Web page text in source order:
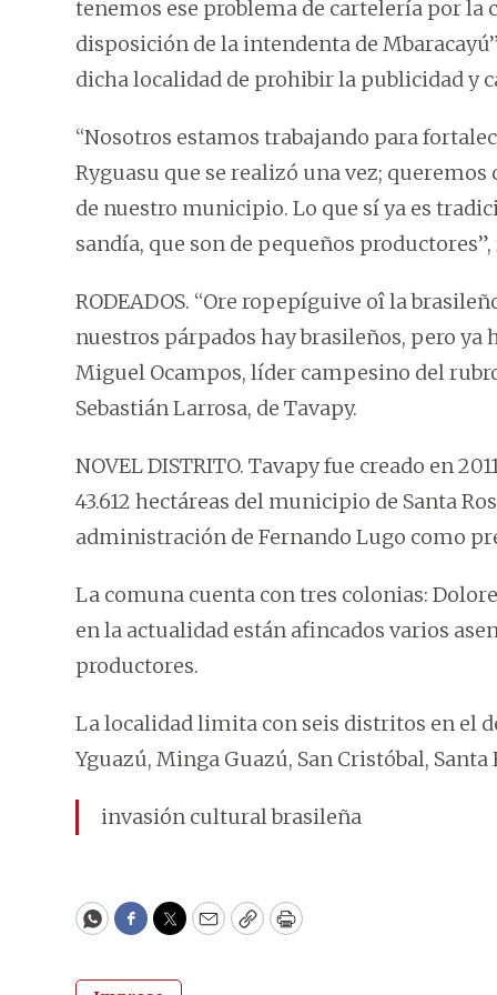
tenemos ese problema de cartelería por la
disposición de la intendenta de
dicha localidad de prohibir la publicidad y
“Nosotros estamos trabajando para
Ryguasu que se realizó una vez;
de nuestro municipio. Lo que sí ya es
sandía, que son de pequeños
RODEADOS. “Ore ropepíguive oî la
nuestros párpados hay brasileños, pero
Miguel Ocampos, líder campesino del
Sebastián Larrosa, de Tavapy.
NOVEL DISTRITO. Tavapy fue creado en
43.612 hectáreas del municipio de Santa
administración de Fernando Lugo como
La comuna cuenta con tres colonias:
en la actualidad están afincados varios
productores.
La localidad limita con seis distritos en el
Yguazú, Minga Guazú, San Cristóbal, Santa
invasión cultural brasileña
WhatsApp
Facebook
Twitter
EmailCopyPrint